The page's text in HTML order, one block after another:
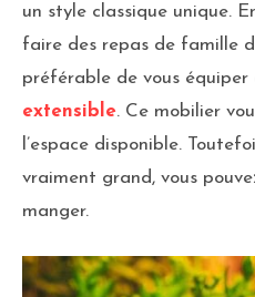
un style classique unique.
faire des repas de famille
préférable de vous équiper
extensible. Ce mobilier
l’espace disponible.
vraiment grand, vous
manger.